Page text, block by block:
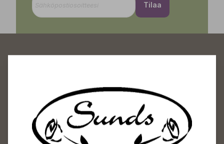
Tilaa
Sundin Puutarhakeskus
Avoinna